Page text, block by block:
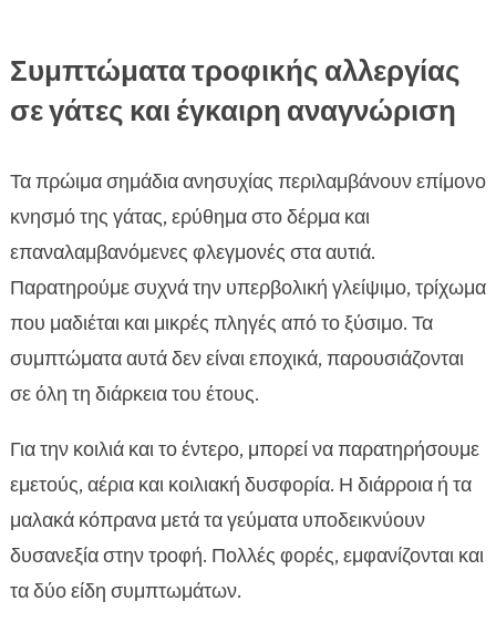
Συμπτώματα τροφικής αλλεργίας
σε γάτες και έγκαιρη αναγνώριση
Τα πρώιμα σημάδια ανησυχίας περιλαμβάνουν επίμονο
κνησμό της γάτας, ερύθημα στο δέρμα και
επαναλαμβανόμενες φλεγμονές στα αυτιά.
Παρατηρούμε συχνά την υπερβολική γλείψιμο, τρίχωμα
που μαδιέται και μικρές πληγές από το ξύσιμο. Τα
συμπτώματα αυτά δεν είναι εποχικά, παρουσιάζονται
σε όλη τη διάρκεια του έτους.
Για την κοιλιά και το έντερο, μπορεί να παρατηρήσουμε
εμετούς, αέρια και κοιλιακή δυσφορία. Η διάρροια ή τα
μαλακά κόπρανα μετά τα γεύματα υποδεικνύουν
δυσανεξία στην τροφή. Πολλές φορές, εμφανίζονται και
τα δύο είδη συμπτωμάτων.